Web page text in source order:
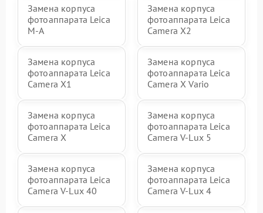
Замена корпуса
фотоаппарата Leica
M-A
Замена корпуса
фотоаппарата Leica
Camera X2
Замена корпуса
фотоаппарата Leica
Camera X1
Замена корпуса
фотоаппарата Leica
Camera X Vario
Замена корпуса
фотоаппарата Leica
Camera X
Замена корпуса
фотоаппарата Leica
Camera V-Lux 5
Замена корпуса
фотоаппарата Leica
Camera V-Lux 40
Замена корпуса
фотоаппарата Leica
Camera V-Lux 4